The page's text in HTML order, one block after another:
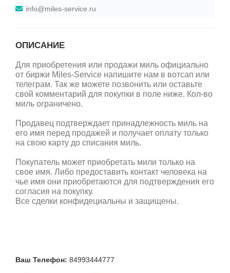
info@miles-service.ru
ОПИСАНИЕ
Для приобретения или продажи миль официально
от биржи Miles-Service напишите нам в вотсап или
телеграм. Так же можете позвонить или оставьте
свой комментарий для покупки в поле ниже. Кол-во
миль ограничено.
Продавец подтверждает принадлежность миль на
его имя перед продажей и получает оплату только
на свою карту до списания миль.
Покупатель может приобретать мили только на
свое имя. Либо предоставить контакт человека на
чье имя они приобретаются для подтверждения его
согласия на покупку.
Все сделки конфидециальны и защищены.
Ваш Телефон: 84993444777